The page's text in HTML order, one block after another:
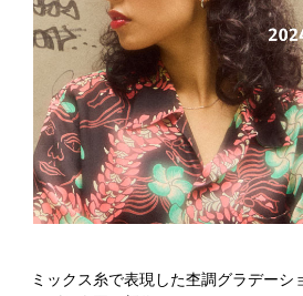
ミックス糸で表現した杢調グラデーシ